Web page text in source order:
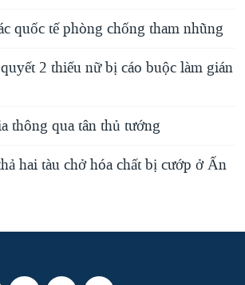
quốc tế phòng chống tham nhũng
2 thiếu nữ bị cáo buộc làm gián
thông qua tân thủ tướng
hai tàu chở hóa chất bị cướp ở Ấn